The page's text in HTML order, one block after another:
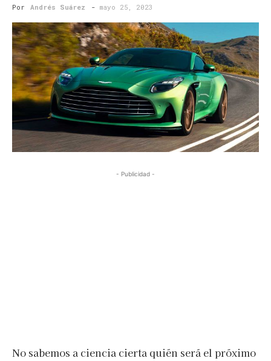
Por Andrés Suárez - mayo 25, 2023
- Publicidad -
No sabemos a ciencia cierta quién será el próximo